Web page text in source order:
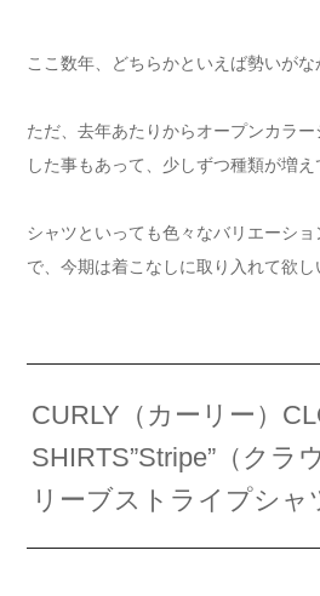
ここ数年、どちらかといえば勢いがな
ただ、去年あたりからオープンカラ
した事もあって、少しずつ種類が増え
シャツといっても色々なバリエーシ
で、今期は着こなしに取り入れて欲し
CURLY（カーリー）
SHIRTS”Stripe”（クラ
リーブストライプシャ